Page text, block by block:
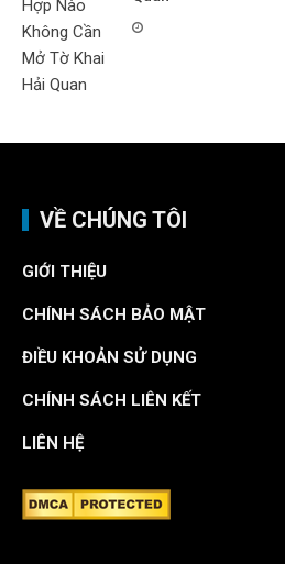
VỀ CHÚNG TÔI
GIỚI THIỆU
CHÍNH SÁCH BẢO MẬT
ĐIỀU KHOẢN SỬ DỤNG
CHÍNH SÁCH LIÊN KẾT
LIÊN HỆ